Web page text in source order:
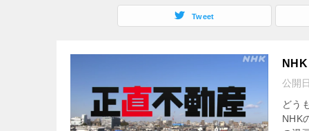
Tweet
公開
どう
NHK